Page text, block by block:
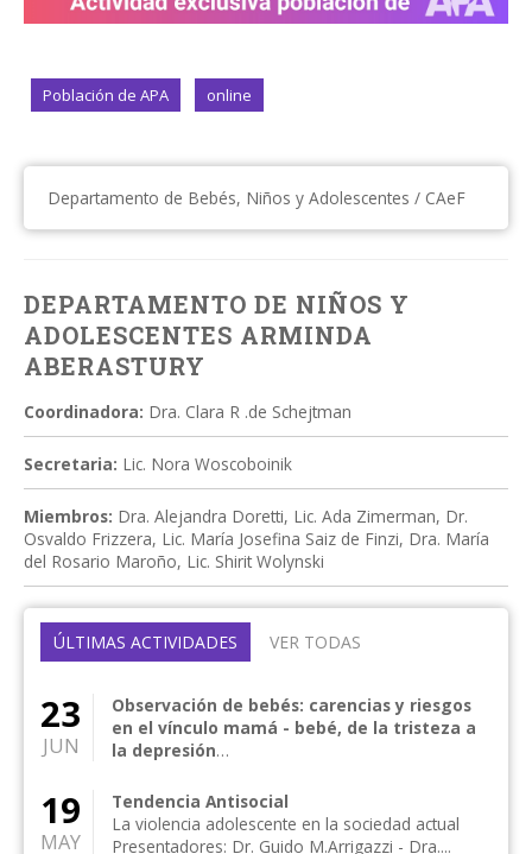
Población de APA online
Departamento de Bebés, Niños y Adolescentes / CAeF
DEPARTAMENTO DE NIÑOS Y
ADOLESCENTES ARMINDA
ABERASTURY
Coordinadora: Dra. Clara R .de Schejtman
Secretaria: Lic. Nora Woscoboinik
Miembros: Dra. Alejandra Doretti, Lic. Ada Zimerman, Dr.
Osvaldo Frizzera, Lic. María Josefina Saiz de Finzi, Dra. María
del Rosario Maroño, Lic. Shirit Wolynski
ÚLTIMAS ACTIVIDADES VER TODAS
23
JUN
Observación de bebés: carencias y riesgos
en el vínculo mamá - bebé, de la tristeza a
la depresión
Josefina Saiz de Finzi / María Luc...
19
MAY
Tendencia Antisocial
La violencia adolescente en la sociedad actual
Presentadores: Dr. Guido M.Arrigazzi - Dra....